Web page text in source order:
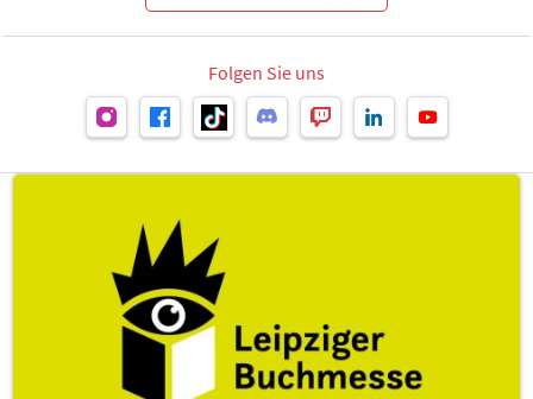
Folgen Sie uns